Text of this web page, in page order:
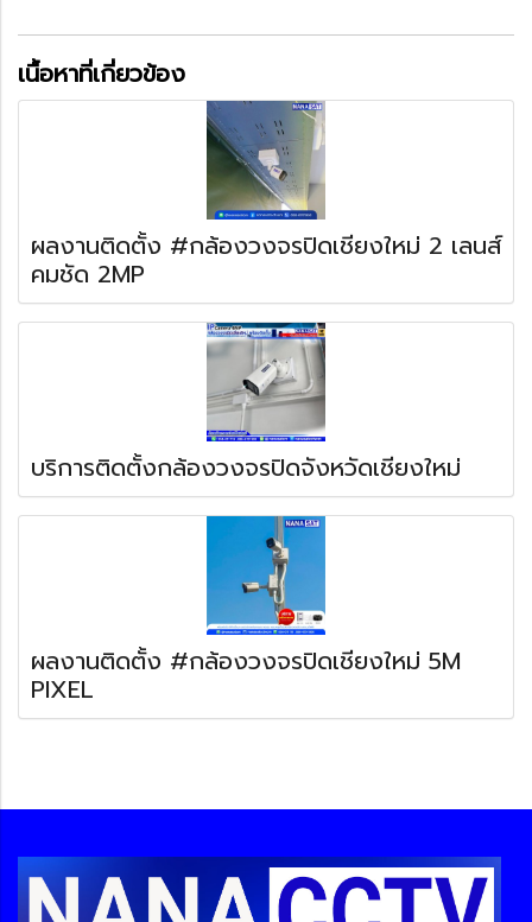
เนื้อหาที่เกี่ยวข้อง
ผลงานติดตั้ง #กล้องวงจรปิดเชียงใหม่ 2 เลนส์
คมชัด 2MP
บริการติดตั้งกล้องวงจรปิดจังหวัดเชียงใหม่
ผลงานติดตั้ง #กล้องวงจรปิดเชียงใหม่ 5M
PIXEL